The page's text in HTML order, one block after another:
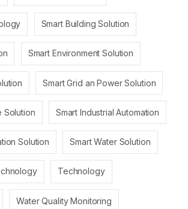
Smart Building Solution
Smart Environment Solution
Smart Grid an Power Solution
Solution Smart Industrial Automation
Solution Smart Water Solution
Technology
Water Quality Monitoring